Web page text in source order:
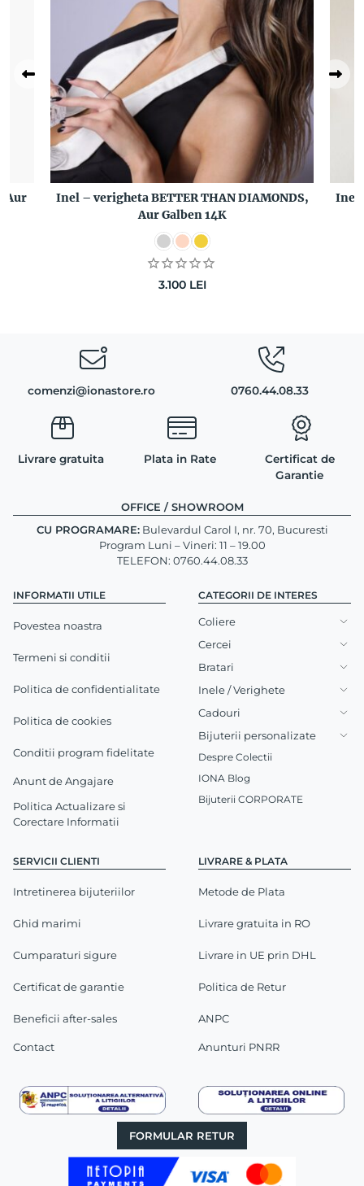
Aur
Inel – verigheta BETTER THAN DIAMONDS,
Aur Galben 14K
3.100 LEI
Inel
comenzi@ionastore.ro 0760.44.08.33
Livrare gratuita Plata in Rate
Certificat de
Garantie
INFORMATII UTILE
Povestea noastra
Termeni si conditii
Politica de confidentialitate
Politica de cookies
Conditii program fidelitate
Anunt de Angajare
Politica Actualizare si
Corectare Informatii
SERVICII CLIENTI
Intretinerea bijuteriilor
Ghid marimi
Cumparaturi sigure
Certificat de garantie
Beneficii after-sales
Contact
LIVRARE & PLATA
Metode de Plata
Livrare gratuita in RO
Livrare in UE prin DHL
Politica de Retur
ANPC
Anunturi PNRR
OFFICE / SHOWROOM
CU PROGRAMARE:Bulevardul Carol I, nr. 70, Bucuresti
Program Luni – Vineri: 11 – 19.00
TELEFON: 0760.44.08.33
CATEGORII DE INTERES
Coliere
Cercei
Bratari
Inele / Verighete
Cadouri
Bijuterii personalizate
Despre Colectii
IONA Blog
Bijuterii CORPORATE
FORMULAR RETUR